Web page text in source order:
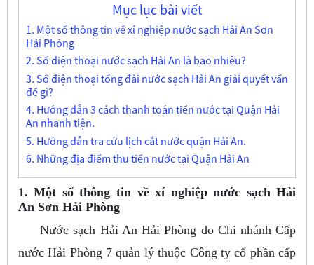
Mục lục bài viết
1. Một số thông tin về xí nghiệp nước sạch Hải An Sơn
Hải Phòng
2. Số điện thoại nước sạch Hải An là bao nhiêu?
3. Số điện thoại tổng đài nước sạch Hải An giải quyết vấn
đề gì?
4. Hướng dẫn 3 cách thanh toán tiền nước tại Quận Hải
An nhanh tiện.
5. Hướng dẫn tra cứu lịch cắt nước quận Hải An.
6. Những địa điểm thu tiền nước tại Quận Hải An
1. Một số thông tin về xí nghiệp nước sạch Hải
An Sơn Hải Phòng
Nước sạch Hải An Hải Phòng do Chi nhánh Cấp
nước Hải Phòng 7 quản lý thuộc Công ty cổ phần cấp